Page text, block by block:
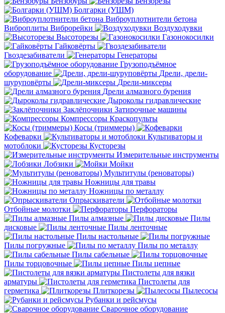
Болгарки (УШМ)
Виброуплотнители бетона
Виброплиты Виброрейки
Воздуходувки
Высоторезы
Газонокосилки
Гайковёрты
Гвоздезабиватели
Генераторы
Грузоподъёмное
оборудование
Дрели, дрели-
шуруповёрты
Дрели-миксеры
Дрели алмазного бурения
Дыроколы гидравлические
Заклёпочники Затирочные машины
Компрессоры Краскопульты
Косы (триммеры)
Кофеварки
Культиваторы и
мотоблоки
Кусторезы
Измерительные инструменты
Лобзики
Мойки
Мультитулы (реноваторы)
Ножницы для травы
Ножницы по металлу
Опрыскиватели
Отбойные молотки
Перфораторы
Пилы алмазные
Пилы
дисковые
Пилы ленточные
Пилы настольные
Пилы погружные
Пилы по металлу
Пилы сабельные
Пилы торцовочные
Пилы цепные
Пистолеты для вязки
арматуры
Пистолеты для
герметика
Плиткорезы
Пылесосы
Рубанки и рейсмусы
Сварочное оборудование